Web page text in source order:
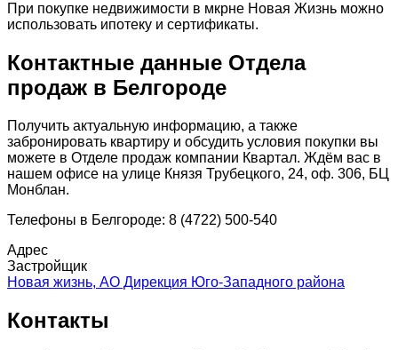
При покупке недвижимости в мкрне Новая Жизнь можно
использовать ипотеку и сертификаты.
Контактные данные Отдела
продаж в Белгороде
Получить актуальную информацию, а также
забронировать квартиру и обсудить условия покупки вы
можете в Отделе продаж компании Квартал. Ждём вас в
нашем офисе на улице Князя Трубецкого, 24, оф. 306, БЦ
Монблан.
Телефоны в Белгороде: 8 (4722) 500-540
Адрес
Застройщик
Новая жизнь, АО Дирекция Юго-Западного района
Контакты